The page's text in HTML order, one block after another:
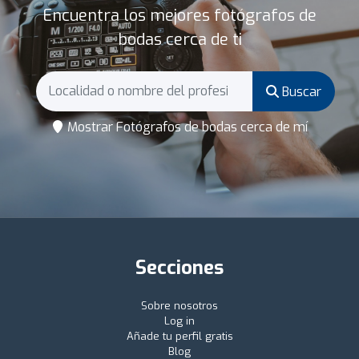
Encuentra los mejores fotógrafos de
bodas cerca de ti
Buscar
Mostrar Fotógrafos de bodas cerca de mí
Secciones
Sobre nosotros
Log in
Añade tu perfil gratis
Blog